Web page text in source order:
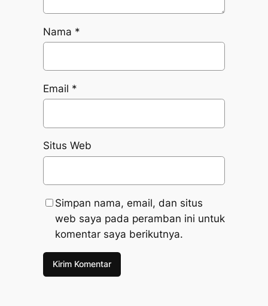
Nama *
Email *
Situs Web
Simpan nama, email, dan situs
web saya pada peramban ini untuk
komentar saya berikutnya.